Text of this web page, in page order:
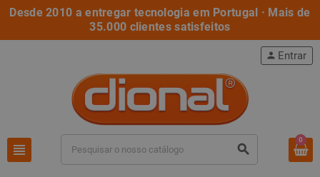
Desde 2010 a entregar tecnologia em Portugal · Mais de
35.000 clientes satisfeitos
view_headline search
person Entrar
0